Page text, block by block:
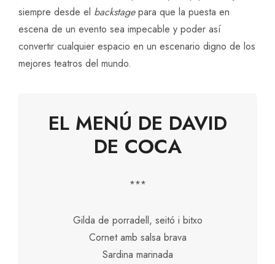
siempre desde el backstagepara que la puesta en
escena de un evento sea impecable y poder así
convertir cualquier espacio en un escenario digno de los
mejores teatros del mundo.
EL MENÚ DE DAVID
DE COCA
***
Gilda de porradell, seitó i bitxo
Cornet amb salsa brava
Sardina marinada